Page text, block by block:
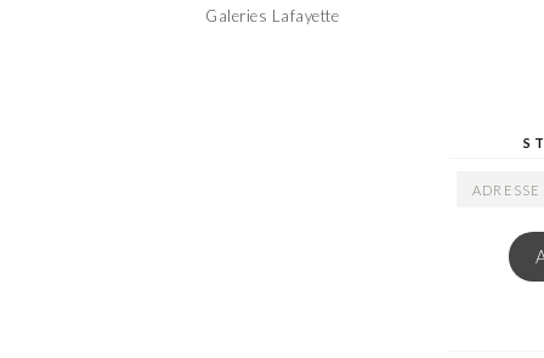
Galeries Lafayette
ADRESSE